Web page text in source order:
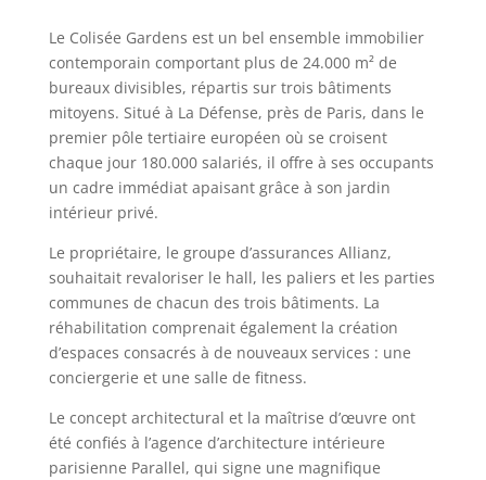
Le Colisée Gardens est un bel ensemble immobilier
contemporain comportant plus de 24.000 m² de
bureaux divisibles, répartis sur trois bâtiments
mitoyens. Situé à La Défense, près de Paris, dans le
premier pôle tertiaire européen où se croisent
chaque jour 180.000 salariés, il offre à ses occupants
un cadre immédiat apaisant grâce à son jardin
intérieur privé.
Le propriétaire, le groupe d’assurances Allianz,
souhaitait revaloriser le hall, les paliers et les parties
communes de chacun des trois bâtiments. La
réhabilitation comprenait également la création
d’espaces consacrés à de nouveaux services : une
conciergerie et une salle de fitness.
Le concept architectural et la maîtrise d’œuvre ont
été confiés à l’agence d’architecture intérieure
parisienne Parallel, qui signe une magnifique